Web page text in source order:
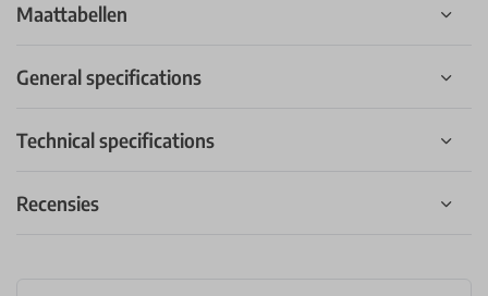
Maattabellen
General specifications
Technical specifications
Recensies